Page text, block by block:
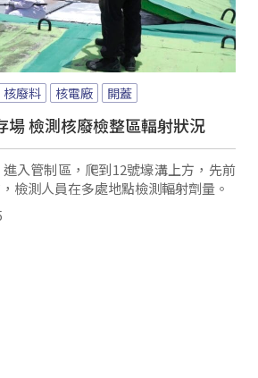
核廢料 核電廠 開蓋
場 檢測核廢檢整區輻射狀況
入管制區，爬到12號壕溝上方，先前
檢測人員在多處地點檢測輻射劑量。